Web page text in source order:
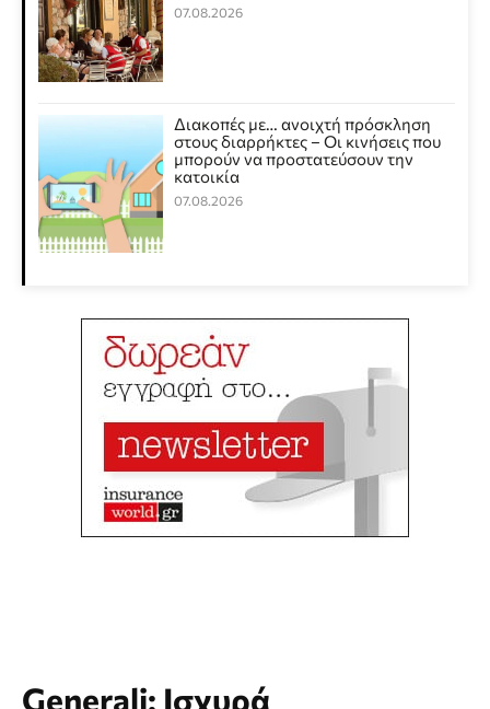
07.08.2026
Διακοπές με… ανοιχτή πρόσκληση
στους διαρρήκτες – Οι κινήσεις που
μπορούν να προστατεύσουν την
κατοικία
07.08.2026